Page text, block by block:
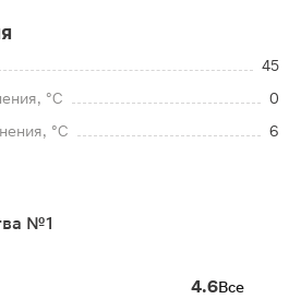
45
°C
0
°C
6
№1
4.6Все